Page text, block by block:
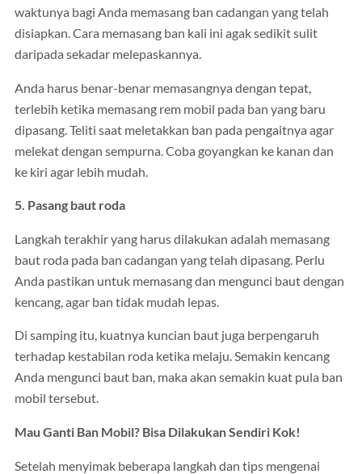
waktunya bagi Anda memasang ban cadangan yang telah
disiapkan. Cara memasang ban kali ini agak sedikit sulit
daripada sekadar melepaskannya.
Anda harus benar-benar memasangnya dengan tepat,
terlebih ketika memasang rem mobil pada ban yang baru
dipasang. Teliti saat meletakkan ban pada pengaitnya agar
melekat dengan sempurna. Coba goyangkan ke kanan dan
ke kiri agar lebih mudah.
5. Pasang baut roda
Langkah terakhir yang harus dilakukan adalah memasang
baut roda pada ban cadangan yang telah dipasang. Perlu
Anda pastikan untuk memasang dan mengunci baut dengan
kencang, agar ban tidak mudah lepas.
Di samping itu, kuatnya kuncian baut juga berpengaruh
terhadap kestabilan roda ketika melaju. Semakin kencang
Anda mengunci baut ban, maka akan semakin kuat pula ban
mobil tersebut.
Mau Ganti Ban Mobil? Bisa Dilakukan Sendiri Kok!
Setelah menyimak beberapa langkah dan tips mengenai